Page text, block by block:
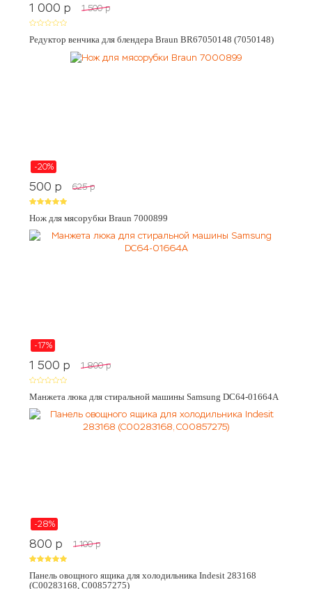
1 000 p 1 500 p
Редуктор венчика для блендера Braun BR67050148 (7050148)
-20%
500 p 625 p
Нож для мясорубки Braun 7000899
-17%
1 500 p 1 800 p
Манжета люка для стиральной машины Samsung DC64-01664A
-28%
800 p 1 100 p
Панель овощного ящика для холодильника Indesit 283168
(C00283168, C00857275)